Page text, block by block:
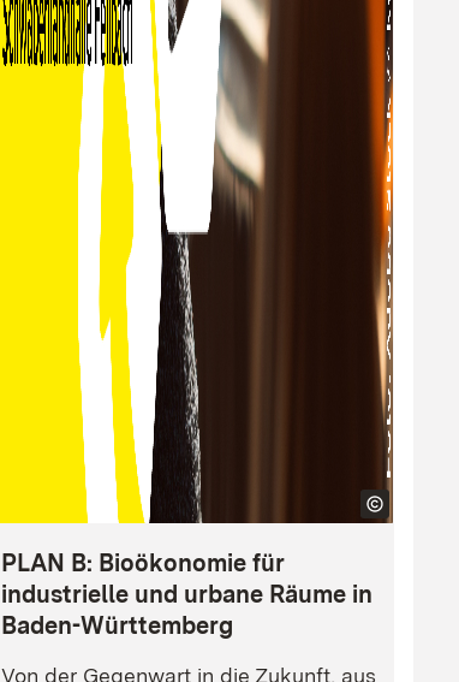
PLAN B: Bioökonomie für
industrielle und urbane Räume in
Baden-Württemberg
Von der Gegenwart in die Zukunft, aus